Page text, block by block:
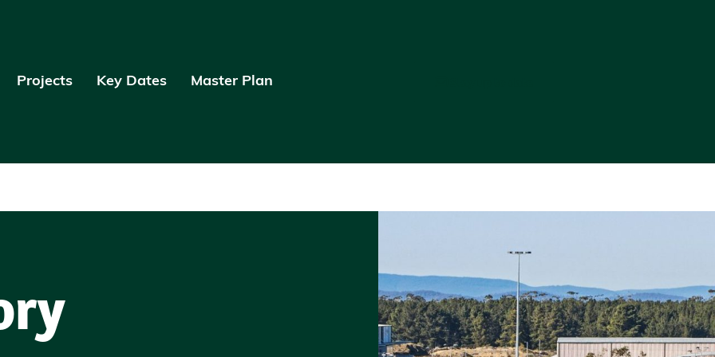
Projects Key Dates Master Plan